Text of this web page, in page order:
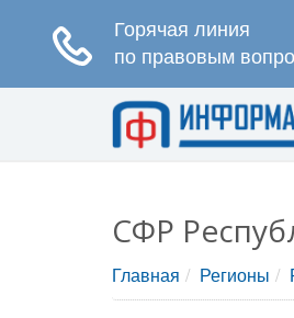
СФР
Главная Регионы